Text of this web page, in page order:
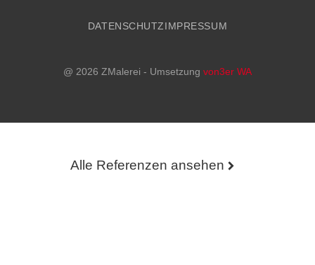
DATENSCHUTZIMPRESSUM
@ 2026 ZMalerei - Umsetzung von3er WA
Alle Referenzen ansehen